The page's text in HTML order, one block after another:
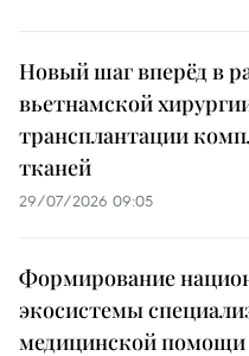
Новый шаг вперёд в
вьетнамской
трансплантации
тканей
29/07/2026 09:05
Формирование
экосистемы
медицинской помощи